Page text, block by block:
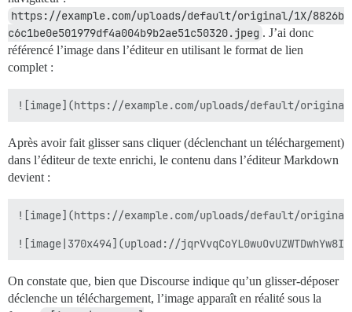
https://example.com/uploads/default/original/1X/8826b
c6c1be0e501979df4a004b9b2ae51c50320.jpeg . J’ai donc
référencé l’image dans l’éditeur en utilisant le format de lien
complet :
Après avoir fait glisser sans cliquer (déclenchant un téléchargement)
dans l’éditeur de texte enrichi, le contenu dans l’éditeur Markdown
devient :
![image](https://example.com/uploads/default/original/
On constate que, bien que Discourse indique qu’un glisser-déposer
déclenche un téléchargement, l’image apparaît en réalité sous la